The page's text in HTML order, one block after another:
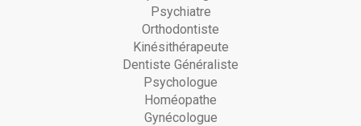
Psychiatre
Orthodontiste
Kinésithérapeute
Dentiste Généraliste
Psychologue
Homéopathe
Gynécologue